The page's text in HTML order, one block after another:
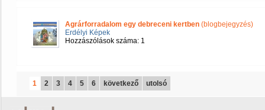
Agrárforradalom egy debreceni kertben (blogbejegyzés)
Erdélyi Képek
Hozzászólások száma: 1
1 2 3 4 5 6 következő utolsó